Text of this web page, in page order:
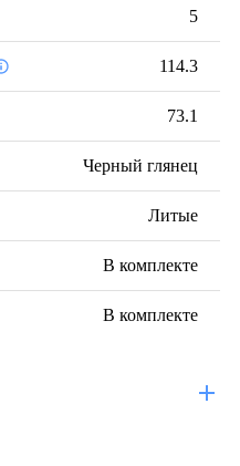
5
114.3
73.1
Черный глянец
Литые
В комплекте
В комплекте